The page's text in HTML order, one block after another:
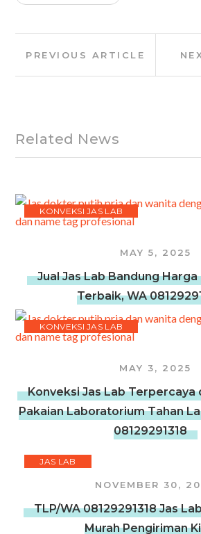
navigation
PREVIOUS ARTICLE
Related News
KONVEKSI JAS LAB
MAY 5, 2025
Jual Jas Lab Bandung
Terbaik, WA
KONVEKSI JAS LAB
MAY 3, 2025
Konveksi Jas Lab Terpercaya
Pakaian Laboratorium Tahan
08129291318
JAS LAB
NOVEMBER 30,
TLP/WA 08129291318 Jas
Murah Pengiriman